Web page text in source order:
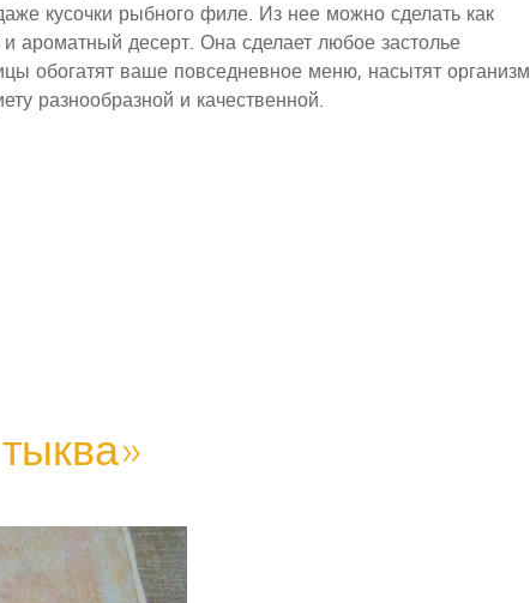
кусочки рыбного филе. Из нее можно сделать как
ароматный десерт. Она сделает любое застолье
обогатят ваше повседневное меню, насытят организм
разнообразной и качественной.